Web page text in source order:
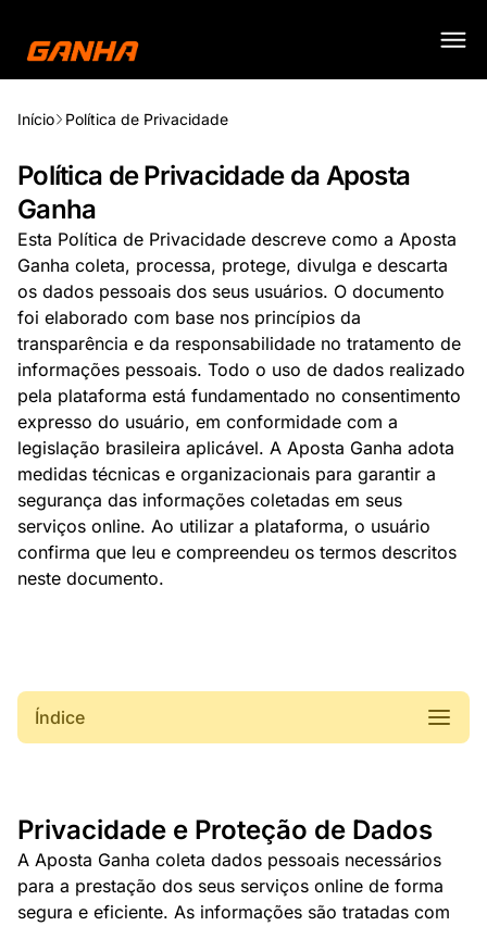
Início Política de Privacidade
Política de Privacidade da Aposta
Ganha
Esta Política de Privacidade descreve como a Aposta
Ganha coleta, processa, protege, divulga e descarta
os dados pessoais dos seus usuários. O documento
foi elaborado com base nos princípios da
transparência e da responsabilidade no tratamento de
informações pessoais. Todo o uso de dados realizado
pela plataforma está fundamentado no consentimento
expresso do usuário, em conformidade com a
legislação brasileira aplicável. A Aposta Ganha adota
medidas técnicas e organizacionais para garantir a
segurança das informações coletadas em seus
serviços online. Ao utilizar a plataforma, o usuário
confirma que leu e compreendeu os termos descritos
neste documento.
Índice
Privacidade e Proteção de Dados
A Aposta Ganha coleta dados pessoais necessários
para a prestação dos seus serviços online de forma
segura e eficiente. As informações são tratadas com